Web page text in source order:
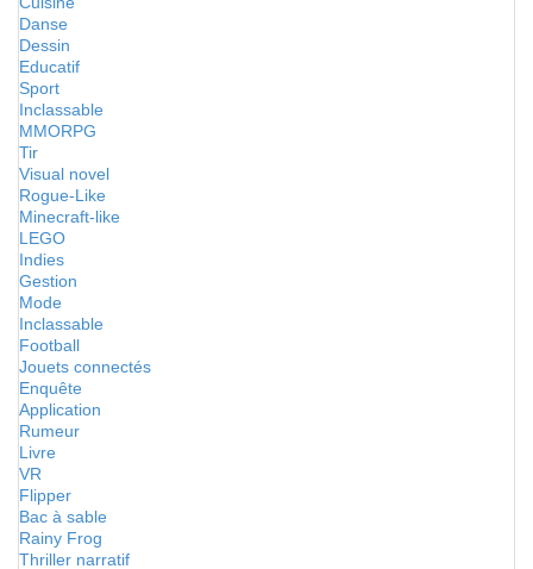
Danse
Dessin
Educatif
Sport
Inclassable
MMORPG
Tir
Visual novel
Rogue-Like
Minecraft-like
LEGO
Indies
Gestion
Mode
Inclassable
Football
Jouets connectés
Enquête
Application
Rumeur
Livre
VR
Flipper
Bac à sable
Rainy Frog
Thriller narratif